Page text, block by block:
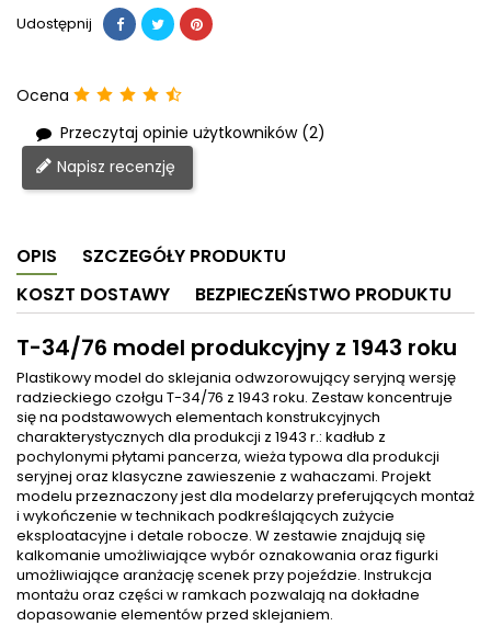
Udostępnij
Ocena
Przeczytaj opinie użytkowników (2)
Napisz recenzję
OPIS
SZCZEGÓŁY PRODUKTU
KOSZT DOSTAWY
BEZPIECZEŃSTWO PRODUKTU
T-34/76 model produkcyjny z 1943 roku
Plastikowy model do sklejania odwzorowujący seryjną wersję
radzieckiego czołgu T-34/76 z 1943 roku. Zestaw koncentruje
się na podstawowych elementach konstrukcyjnych
charakterystycznych dla produkcji z 1943 r.: kadłub z
pochylonymi płytami pancerza, wieża typowa dla produkcji
seryjnej oraz klasyczne zawieszenie z wahaczami. Projekt
modelu przeznaczony jest dla modelarzy preferujących montaż
i wykończenie w technikach podkreślających zużycie
eksploatacyjne i detale robocze. W zestawie znajdują się
kalkomanie umożliwiające wybór oznakowania oraz figurki
umożliwiające aranżację scenek przy pojeździe. Instrukcja
montażu oraz części w ramkach pozwalają na dokładne
dopasowanie elementów przed sklejaniem.